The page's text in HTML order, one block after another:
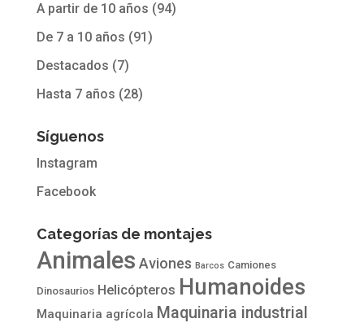
A partir de 10 años (94)
De 7 a 10 años (91)
Destacados (7)
Hasta 7 años (28)
Síguenos
Instagram
Facebook
Categorías de montajes
Animales Aviones Barcos Camiones
Dinosaurios Helicópteros Humanoides
Maquinaria agrícola Maquinaria industrial